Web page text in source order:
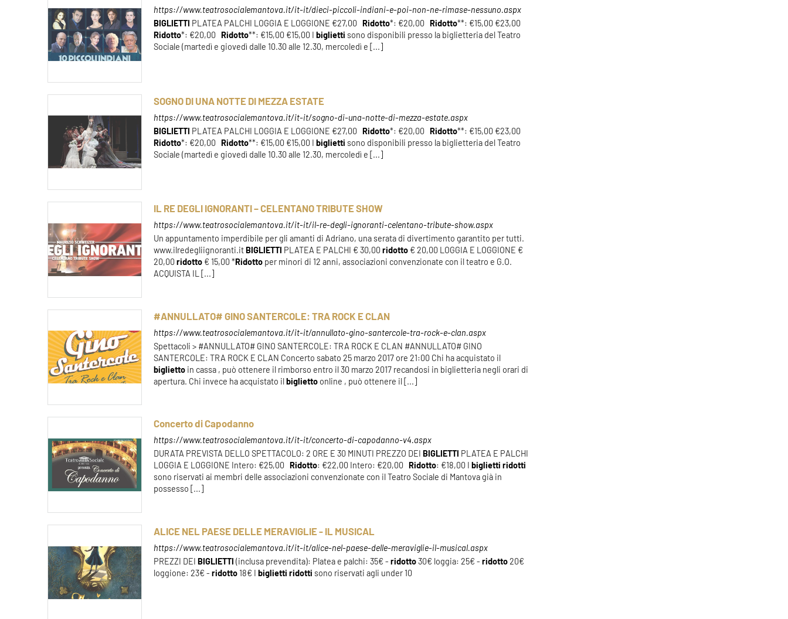
https://www.teatrosocialemantova.it/it-it/dieci-piccoli-indiani-e-poi-non-ne-rimase-nessuno.aspx
BIGLIETTI PLATEA PALCHI LOGGIA E LOGGIONE €27,00Ridotto*: €20,00Ridotto**: €15,00 €23,00
Ridotto*: €20,00Ridotto**: €15,00 €15,00 Ibiglietti sono disponibili presso la biglietteria del Teatro
Sociale (martedì e giovedì dalle 10.30 alle 12.30, mercoledì e [...]
SOGNO DI UNA NOTTE DI MEZZA ESTATE
https://www.teatrosocialemantova.it/it-it/sogno-di-una-notte-di-mezza-estate.aspx
BIGLIETTI PLATEA PALCHI LOGGIA E LOGGIONE €27,00Ridotto*: €20,00Ridotto**: €15,00 €23,00
Ridotto*: €20,00Ridotto**: €15,00 €15,00 Ibiglietti sono disponibili presso la biglietteria del Teatro
Sociale (martedì e giovedì dalle 10.30 alle 12.30, mercoledì e [...]
IL RE DEGLI IGNORANTI – CELENTANO TRIBUTE SHOW
https://www.teatrosocialemantova.it/it-it/il-re-degli-ignoranti-celentano-tribute-show.aspx
Un appuntamento imperdibile per gli amanti di Adriano, una serata di divertimento garantito per tutti.
www.ilredegliignoranti.itBIGLIETTI PLATEA E PALCHI € 30,00ridotto € 20,00 LOGGIA E LOGGIONE €
20,00ridotto € 15,00 *Ridotto per minori di 12 anni, associazioni convenzionate con il teatro e G.O.
ACQUISTA IL [...]
#ANNULLATO# GINO SANTERCOLE: TRA ROCK E CLAN
https://www.teatrosocialemantova.it/it-it/annullato-gino-santercole-tra-rock-e-clan.aspx
Spettacoli > #ANNULLATO# GINO SANTERCOLE: TRA ROCK E CLAN #ANNULLATO# GINO
SANTERCOLE: TRA ROCK E CLAN Concerto sabato 25 marzo 2017 ore 21:00 Chi ha acquistato il
biglietto in cassa , può ottenere il rimborso entro il 30 marzo 2017 recandosi in biglietteria negli orari di
apertura. Chi invece ha acquistato ilbiglietto online , può ottenere il [...]
Concerto di Capodanno
https://www.teatrosocialemantova.it/it-it/concerto-di-capodanno-v4.aspx
DURATA PREVISTA DELLO SPETTACOLO: 2 ORE E 30 MINUTI PREZZO DEIBIGLIETTI PLATEA E PALCHI
LOGGIA E LOGGIONE Intero: €25,00Ridotto: €22,00 Intero: €20,00Ridotto: €18,00 Ibiglietti ridotti
sono riservati ai membri delle associazioni convenzionate con il Teatro Sociale di Mantova già in
possesso [...]
ALICE NEL PAESE DELLE MERAVIGLIE - IL MUSICAL
https://www.teatrosocialemantova.it/it-it/alice-nel-paese-delle-meraviglie-il-musical.aspx
PREZZI DEIBIGLIETTI (inclusa prevendita): Platea e palchi: 35€ -ridotto30€ loggia: 25€ -ridotto20€
loggione: 23€ -ridotto 18€ Ibiglietti ridotti sono riservati agli under 10